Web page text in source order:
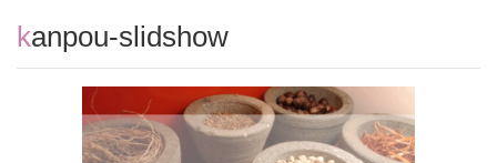
kanpou-slidshow